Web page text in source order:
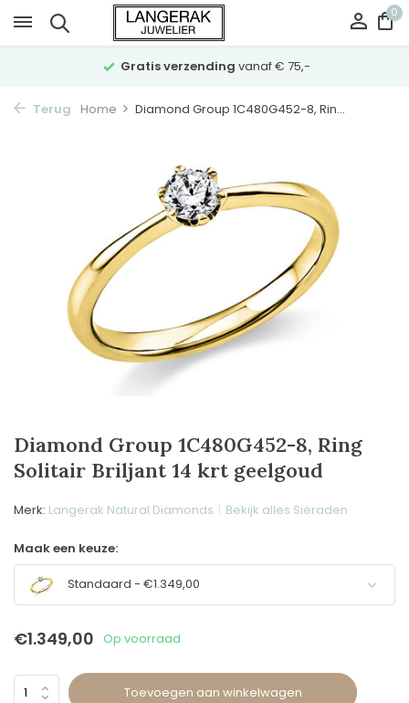
0
Gratis verzending vanaf € 75,-
Terug Home Diamond Group 1C480G452-8, Rin...
Diamond Group 1C480G452-8, Ring
Solitair Briljant 14 krt geelgoud
Merk: Langerak Natural Diamonds Bekijk alles Sieraden
Maak een keuze:
Standaard - €1.349,00
€1.349,00 Op voorraad
Toevoegen aan winkelwagen